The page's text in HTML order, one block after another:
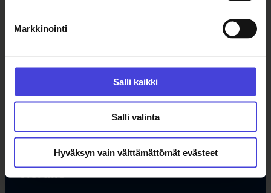
Markkinointi
Salli kaikki
Salli valinta
Hyväksyn vain välttämättömät evästeet
Ohjelma